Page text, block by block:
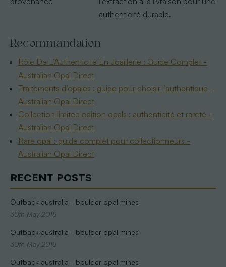
RECENT POSTS
Outback australia - boulder opal mines
30th May 2018
Outback australia - boulder opal mines
30th May 2018
Outback australia - boulder opal mines
authenticité durable.
Recommandation
Rôle De L’Authenticité En Joaillerie : Guide Complet -
Australian Opal Direct
Traitements d’opales : guide pour choisir l’authentique -
Australian Opal Direct
Collection limited edition opals : authenticité et rareté -
Australian Opal Direct
Rare opal : guide complet pour collectionneurs -
Australian Opal Direct